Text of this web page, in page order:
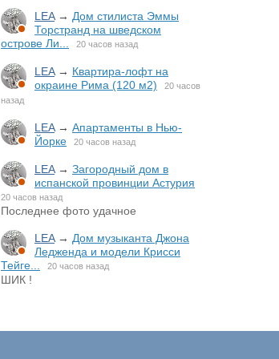
LEA→ Дом стилиста Эммы
Торстранд на шведском
острове Ли...
20 часов назад
LEA→ Квартира-лофт на
окраине Рима (120 м2)
20 часов
назад
LEA→ Апартаменты в Нью-
Йорке
20 часов назад
LEA→ Загородный дом в
испанской провинции Астурия
20 часов назад
Последнее фото удачное
LEA→ Дом музыканта Джона
Ледженда и модели Крисси
Тейге...
20 часов назад
ШИК !